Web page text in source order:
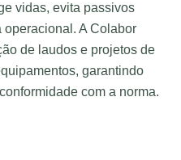
vidas, evita passivos
operacional. A Colabor
de laudos e projetos de
garantindo
com a norma.